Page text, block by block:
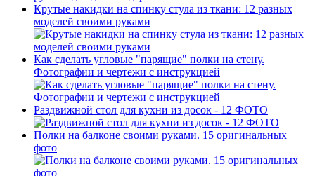
Крутые накидки на спинку стула из ткани: 12 разных
моделей своими руками
Как сделать угловые "парящие" полки на стену.
Фотографии и чертежи с инструкцией
Раздвижной стол для кухни из досок - 12 ФОТО
Полки на балконе своими руками. 15 оригинальных
фото